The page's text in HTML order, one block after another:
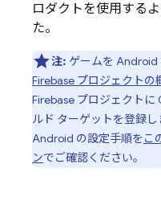
ロダクトを使用する
た。
注: ゲームを Android
Firebase プロジェクトの
Firebase プロジェクト
ルド ターゲットを登録し
Android の設定手順をこ
ンでご確認ください。